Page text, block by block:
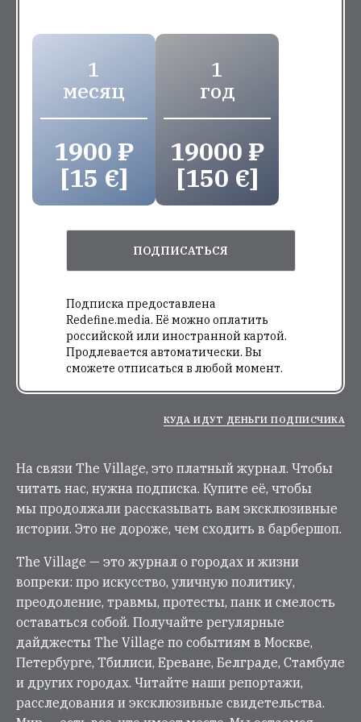
1
месяц
1900 ₽
[15 €]
1
год
19000 ₽
[150 €]
ПОДПИСАТЬСЯ
Подписка предоставлена
Redefine.media. Её можно оплатить
российской или иностранной картой.
Продлевается автоматически. Вы
сможете отписаться в любой момент.
КУДА ИДУТ ДЕНЬГИ ПОДПИСЧИКА
На связи The Village, это платный журнал. Чтобы
читать нас, нужна подписка. Купите её, чтобы
мы продолжали рассказывать вам эксклюзивные
истории. Это не дороже, чем сходить в барбершоп.
The Village — это журнал о городах и жизни
вопреки: про искусство, уличную политику,
преодоление, травмы, протесты, панк и смелость
оставаться собой. Получайте регулярные
дайджесты The Village по событиям в Москве,
Петербурге, Тбилиси, Ереване, Белграде, Стамбуле
и других городах. Читайте наши репортажи,
расследования и эксклюзивные свидетельства.